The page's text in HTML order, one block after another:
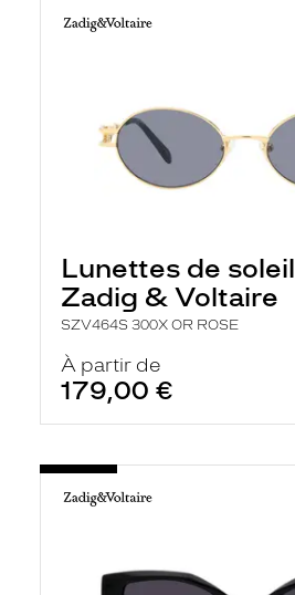
Lunettes de soleil
Zadig & Voltaire
SZV464S 300X OR ROSE
À partir de
179,00 €